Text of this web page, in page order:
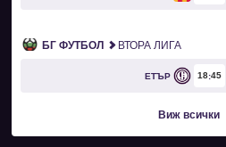
БГ ФУТБОЛ ВТОРА ЛИГА
ЕТЪР 18 45
Виж всички